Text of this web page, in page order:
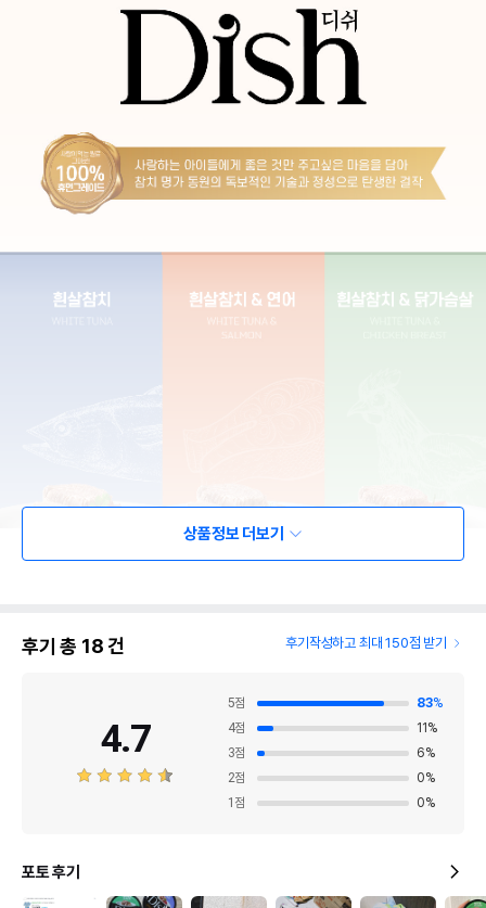
상품정보 더보기
후기 총 18건 후기작성하고 최대 150점 받기
4.7
5점 83%
4점 11%
3점 6%
2점 0%
1 점 0%
포토 후기